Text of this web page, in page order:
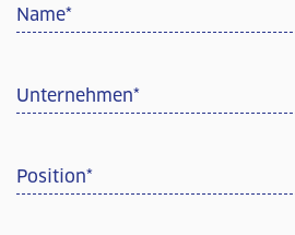
Name*
Unternehmen*
Position*